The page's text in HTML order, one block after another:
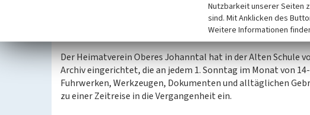
Nachfolger der Herren von Hain. Das Kirchenschiff ist ein
Kirchspiel mit dem Konfessionswechsel des Grafen Wilhelm
Johann VI. reformiert und im 30-jährigen Krieg vollständig
Der Heimatverein Oberes Johanntal hat in der Alten Schule
Archiv eingerichtet, die an jedem 1. Sonntag im Monat von
Fuhrwerken, Werkzeugen, Dokumenten und alltäglichen
zu einer Zeitreise in die Vergangenheit ein.
Nutzbarkeit unserer Seiten
sind. Mit Anklicken des
Weitere Informationen